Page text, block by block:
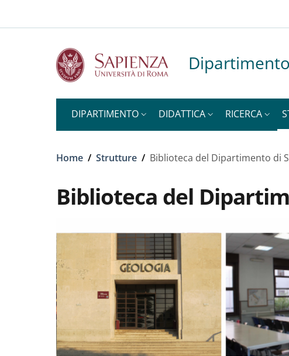
DIPARTIMENTO DIDATTICA RICERCA
Briciole di pane
Home / Strutture / Biblioteca del Dipartimento di
Biblioteca del